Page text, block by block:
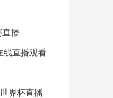
直播
线直播观看
界杯直播